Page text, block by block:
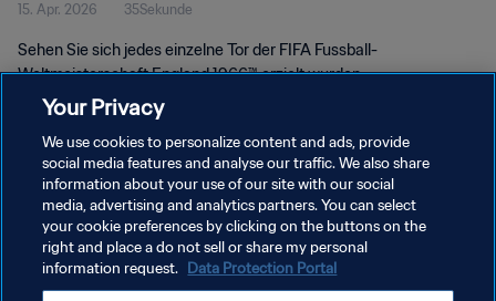
15. Apr. 2026 35Sekunde
Sehen Sie sich jedes einzelne Tor der FIFA Fussball-
Weltmeisterschaft England 1966™ erzielt wurden.
DATENSCHUTZ
NUTZUNGSBEDINGUNGEN
COOKIE-EINSTELLUNGEN VERWALTEN
Your Privacy
We use cookies to personalize content and ads, provide
social media features and analyse our traffic. We also share
information about your use of our site with our social
media, advertising and analytics partners. You can select
your cookie preferences by clicking on the buttons on the
right and place a do not sell or share my personal
information request. Data Protection Portal